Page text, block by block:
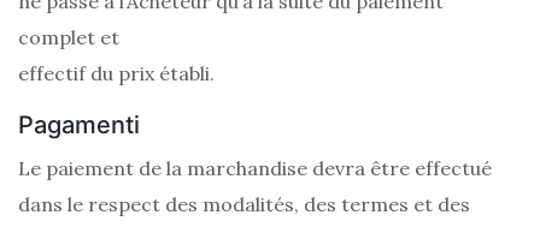
complet et
effectif du prix établi.
Pagamenti
Le paiement de la marchandise devra être effectué
dans le respect des modalités, des termes et des